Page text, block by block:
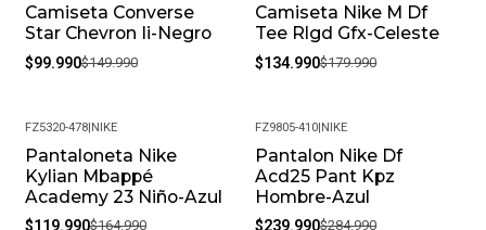
-33%
Camiseta Converse
Star Chevron Ii-Negro
$99.990$149.990
-25%
Camiseta Nike M Df
Tee Rlgd Gfx-Celeste
$134.990$179.990
-27%
FZ5320-478| NIKE
Pantaloneta Nike
Kylian Mbappé
Academy 23 Niño-Azul
$119.990$164.990
-16%
FZ9805-410 NIKE
Pantalon Nike Df
Acd25 Pant Kpz
Hombre-Azul
$239.990$284.990